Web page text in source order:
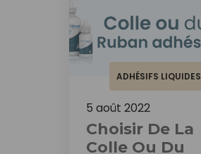
ADHÉSIFS LIQUIDES
5 août 2022
Choisir De La
Colle Ou Du